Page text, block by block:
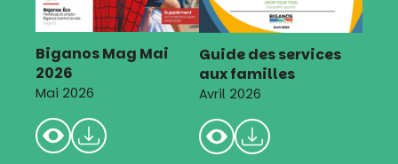
Biganos Mag Mai
2026
Mai 2026
Guide des services
aux familles
Avril 2026